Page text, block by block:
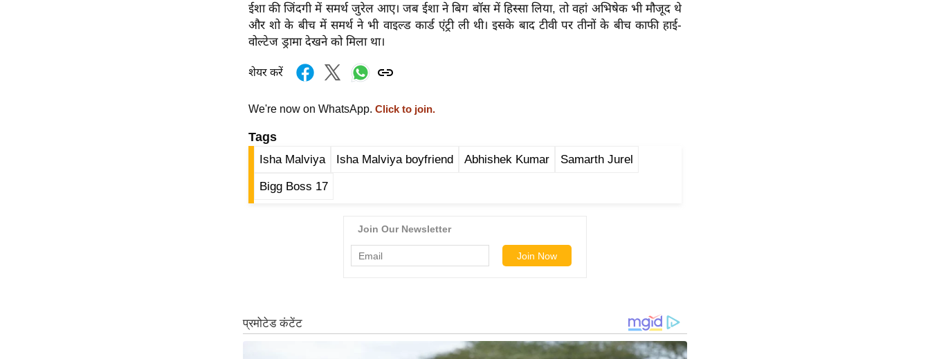
ईशा की जिंदगी में समर्थ जुरेल आए। जब ईशा ने बिग बॉस में हिस्सा लिया, तो वहां अभिषेक भी मौजूद थे
और शो के बीच में समर्थ ने भी वाइल्ड कार्ड एंट्री ली थी। इसके बाद टीवी पर तीनों के बीच काफी हाई-
वोल्टेज ड्रामा देखने को मिला था।
शेयर करें
We're now on WhatsApp. Click to join.
Tags
Isha Malviya Isha Malviya boyfriend Abhishek Kumar Samarth Jurel
Bigg Boss 17